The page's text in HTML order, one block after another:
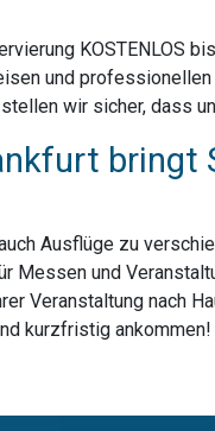
KOSTENLOS
und
wir sicher, dass
Ausflüge zu
und
Veranstaltung nach
kurzfristig ankommen!